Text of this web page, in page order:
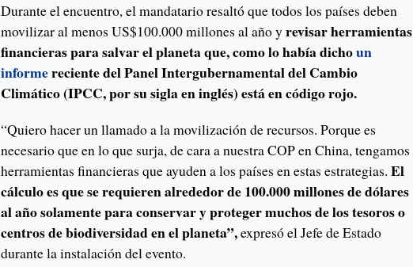
Durante el encuentro, el mandatario resaltó que todos los países deben
movilizar al menos US$100.000 millones al año yrevisar herramientas
financieras para salvar el planeta que, como lo había dichoun
informereciente del Panel Intergubernamental del Cambio
Climático (IPCC, por su sigla en inglés) está en código rojo.
“Quiero hacer un llamado a la movilización de recursos. Porque es
necesario que en lo que surja, de cara a nuestra COP en China, tengamos
herramientas financieras que ayuden a los países en estas estrategias.El
cálculo es que se requieren alrededor de 100.000 millones de dólares
al año solamente para conservar y proteger muchos de los tesoros o
centros de biodiversidad en el planeta”,expresó el Jefe de Estado
durante la instalación del evento.